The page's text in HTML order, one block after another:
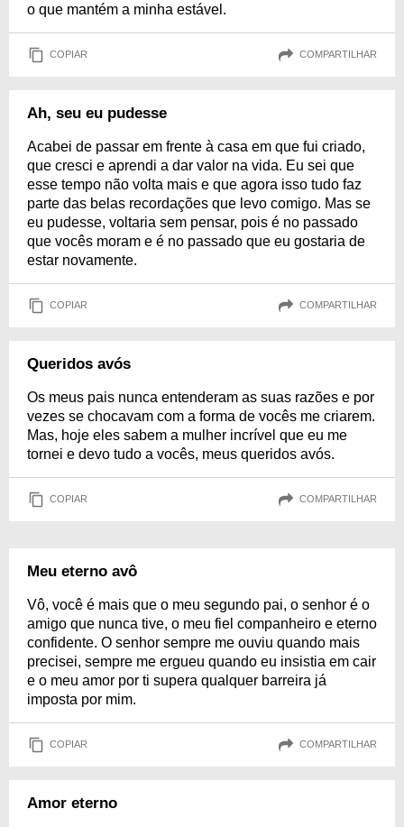
o que mantém a minha estável.
COPIAR COMPARTILHAR
Ah, seu eu pudesse
Acabei de passar em frente à casa em que fui criado,
que cresci e aprendi a dar valor na vida. Eu sei que
esse tempo não volta mais e que agora isso tudo faz
parte das belas recordações que levo comigo. Mas se
eu pudesse, voltaria sem pensar, pois é no passado
que vocês moram e é no passado que eu gostaria de
estar novamente.
COPIAR COMPARTILHAR
Queridos avós
Os meus pais nunca entenderam as suas razões e por
vezes se chocavam com a forma de vocês me criarem.
Mas, hoje eles sabem a mulher incrível que eu me
tornei e devo tudo a vocês, meus queridos avós.
COPIAR COMPARTILHAR
Meu eterno avô
Vô, você é mais que o meu segundo pai, o senhor é o
amigo que nunca tive, o meu fiel companheiro e eterno
confidente. O senhor sempre me ouviu quando mais
precisei, sempre me ergueu quando eu insistia em cair
e o meu amor por ti supera qualquer barreira já
imposta por mim.
COPIAR COMPARTILHAR
Amor eterno